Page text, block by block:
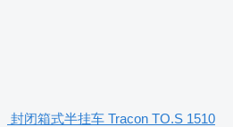
封闭箱式半挂车 Tracon TO.S 1510